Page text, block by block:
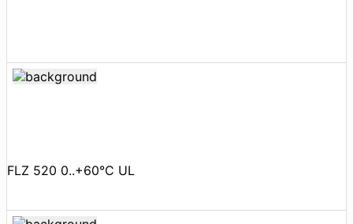
FLZ 520 0..+60°C UL